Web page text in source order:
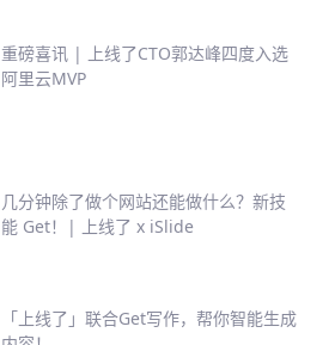
重磅喜讯 | 上线了CTO郭达峰四度入选
阿里云MVP
几分钟除了做个网站还能做什么？新技
能 Get！| 上线了 x iSlide
「上线了」联合Get写作，帮你智能生成